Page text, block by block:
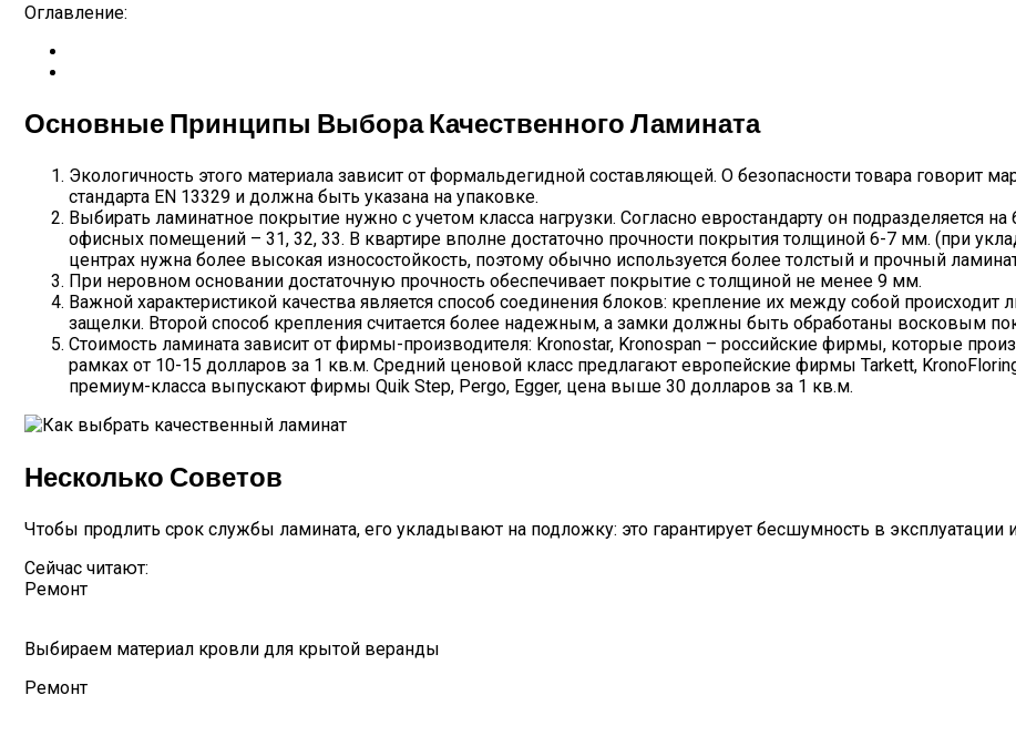
Оглавление:
Основные Принципы Выбора Качественного Ламината
Экологичность этого материала зависит от формальдегидной составляющей. О безопасности товара говорит
стандарта EN 13329 и должна быть указана на упаковке.
Выбирать ламинатное покрытие нужно с учетом класса нагрузки. Согласно евростандарту он подразделяется
офисных помещений – 31, 32, 33. В квартире вполне достаточно прочности покрытия толщиной 6-7 мм. (при
центрах нужна более высокая износостойкость, поэтому обычно используется более толстый и прочный
При неровном основании достаточную прочность обеспечивает покрытие с толщиной не менее 9 мм.
Важной характеристикой качества является способ соединения блоков: крепление их между собой
защелки. Второй способ крепления считается более надежным, а замки должны быть обработаны восковым
Стоимость ламината зависит от фирмы-производителя: Kronostar, Kronospan – российские фирмы, которые
рамках от 10-15 долларов за 1 кв.м. Средний ценовой класс предлагают европейские фирмы Tarkett,
премиум-класса выпускают фирмы Quik Step, Pergo, Egger, цена выше 30 долларов за 1 кв.м.
Несколько Советов
Чтобы продлить срок службы ламината, его укладывают на подложку: это гарантирует бесшумность в эксплуатации
Сейчас читают:
Ремонт
Выбираем материал кровли для крытой веранды
Ремонт